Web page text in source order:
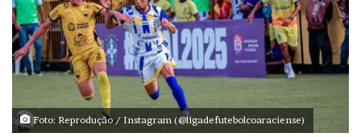
Foto: Reprodução / Instagram (@ligadefutebolcoaraciense)